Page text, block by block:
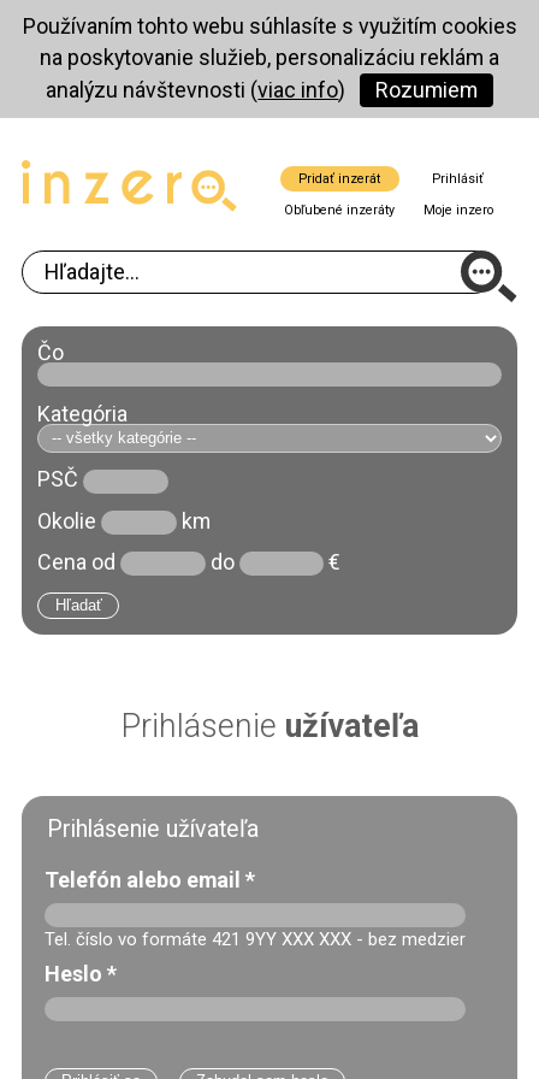
Používaním tohto webu súhlasíte s využitím cookies
na poskytovanie služieb, personalizáciu reklám a
analýzu návštevnosti (viac info) Rozumiem
Pridať inzerát
Prihlásiť
Obľubené inzeráty
Moje inzero
Čo
Kategória
PSČ
Okolie
km
Cena od do €
Prihlásenie užívateľa
Prihlásenie užívateľa
Telefón alebo email *
Tel. číslo vo formáte 421 9YY XXX XXX - bez medzier
Heslo *